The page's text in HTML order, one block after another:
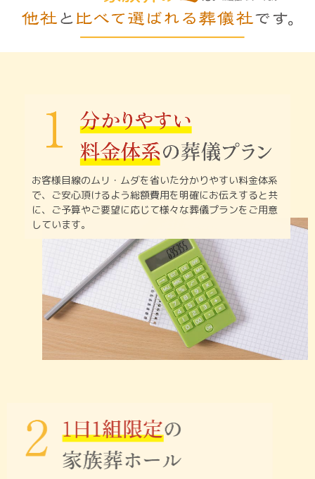
お客様目線のムリ・ムダを省いた分かりやすい料金体系
で、
ご安心頂けるよう総額費用を明確にお伝えすると共
に、
ご予算やご要望に応じて様々な葬儀プランをご用意
しています。